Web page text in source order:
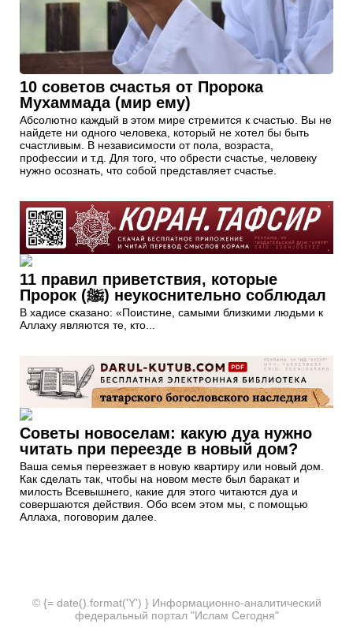
10 советов счастья от Пророка
Мухаммада (мир ему)
Абсолютно каждый в этом мире стремится к счастью. Вы не
найдете ни одного человека, который не хотел бы быть
счастливым. В независимости от пола, возраста,
профессии и т.д. Для того, что обрести счастье, человеку
нужно осознать, что собой представляет счастье.
11 правил приветствия, которые
Пророк (ﷺ) неукоснительно соблюдал
В хадисе сказано: «Поистине, самыми близкими людьми к
Аллаху являются те, кто...
Советы новоселам: какую дуа нужно
читать при переезде в новый дом?
Ваша семья переезжает в новую квартиру или новый дом.
Как сделать так, чтобы на новом месте был баракат и
милость Всевышнего, какие для этого читаются дуа и
совершаются действия. Обо всем этом мы, с помощью
Аллаха, поговорим далее.
© {= date().format('Y') } Информационно-аналитический
федеральный портал "Ислам Сегодня"